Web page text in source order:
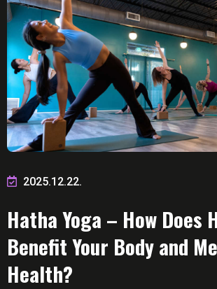
2025.12.22.
Hatha Yoga – How Does
Benefit Your Body and
Health?